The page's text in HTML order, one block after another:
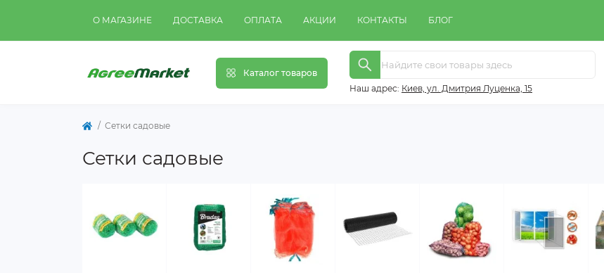
О МАГАЗИНЕ ДОСТАВКА ОПЛАТА АКЦИИ КОНТАКТЫ БЛОГ
Каталог товаров
Наш адрес: Киeв, ул. Дмитрия Луценка, 15
Сетки садовые
Сетки садовые